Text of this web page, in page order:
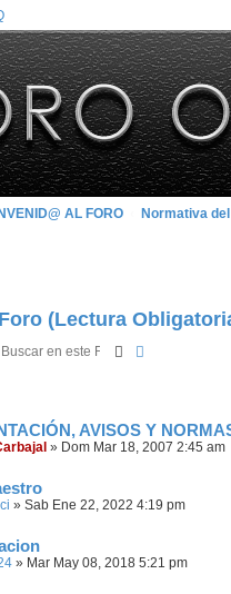
AL FORO Normativa
(Lectura
Buscar
AVISOS Y
» Dom Mar 18, 2007 2:45 am
» Sab Ene 22, 2022 4:19 pm
» Mar May 08, 2018 5:21 pm